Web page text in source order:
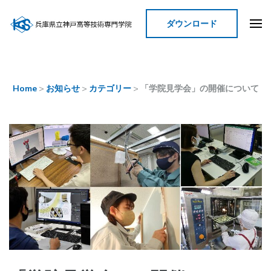
神戸高等技術専門学院
ダウンロード
Home > お知らせ > カテゴリー > 「学院見学会」の開催について